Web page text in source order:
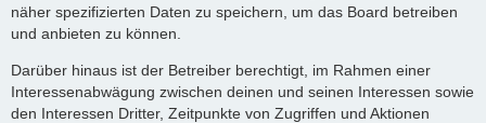
näher spezifizierten Daten zu speichern, um das Board betreiben
und anbieten zu können.
Darüber hinaus ist der Betreiber berechtigt, im Rahmen einer
Interessenabwägung zwischen deinen und seinen Interessen sowie
den Interessen Dritter, Zeitpunkte von Zugriffen und Aktionen